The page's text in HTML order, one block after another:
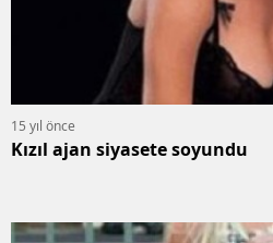
15 yıl önce
Kızıl ajan siyasete soyundu